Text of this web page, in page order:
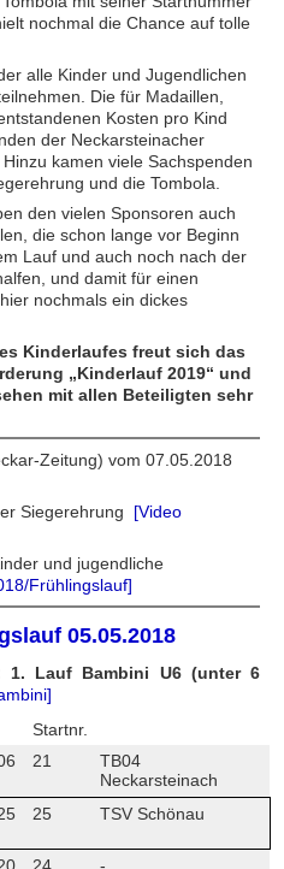
nochmal die Chance auf tolle
alle Kinder und Jugendlichen
Die für Madaillen,
Kosten pro Kind
der Neckarsteinacher
kamen viele Sachspenden
und die Tombola.
den vielen Sponsoren auch
die schon lange vor Beginn
Lauf und auch noch nach der
und damit für einen
nochmals ein dickes
Kinderlaufes freut sich das
„Kinderlauf 2019“ und
mit allen Beteiligten sehr
Zeitung) vom 07.05.2018
Siegerehrung [Video
und jugendliche
Frühlingslauf]
05.05.2018
1. Lauf Bambini U6 (unter 6
Startnr.
21
TB04
Neckarsteinach
25 TSV Schönau